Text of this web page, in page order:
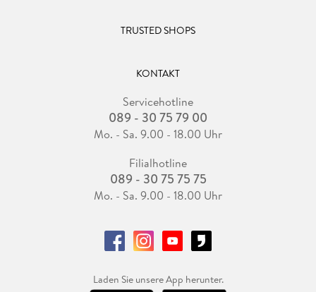
TRUSTED SHOPS
KONTAKT
Servicehotline
089 - 30 75 79 00
Mo. - Sa. 9.00 - 18.00 Uhr
Filialhotline
089 - 30 75 75 75
Mo. - Sa. 9.00 - 18.00 Uhr
Laden Sie unsere App herunter.